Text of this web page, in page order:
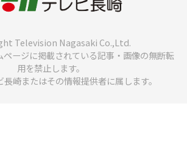
Television Nagasaki Co.,Ltd.
ージに掲載されている記事・画像の無断転
用を禁止します。
崎またはその情報提供者に属します。